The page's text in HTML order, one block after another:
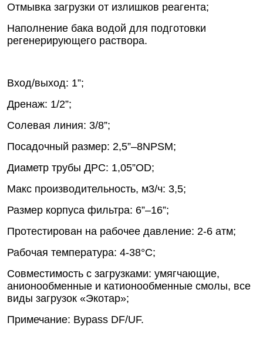
Отмывка загрузки от излишков реагента;
Наполнение бака водой для подготовки
регенерирующего раствора.
Вход/выход: 1”;
Дренаж: 1/2”;
Солевая линия: 3/8”;
Посадочный размер: 2,5”–8NPSM;
Диаметр трубы ДРС: 1,05”OD;
Макс производительность, м3/ч: 3,5;
Размер корпуса фильтра: 6”–16”;
Протестирован на рабочее давление: 2-6 атм;
Рабочая температура: 4-38°С;
Совместимость с загрузками: умягчающие,
анионообменные и катионообменные смолы, все
виды загрузок «Экотар»;
Примечание: Bypass DF/UF.